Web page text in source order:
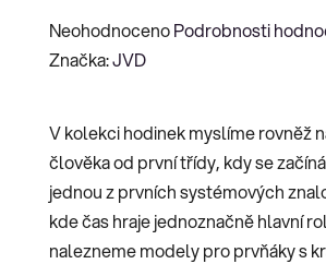
Průměrné
hodnocení
0,0
z
5
hvězdiček.
NeohodnocenoPodrobnosti
Značka:JVD
V kolekci hodinek myslíme rovněž
člověka od první třídy, kdy se
jednou z prvních systémových
kde čas hraje jednoznačně hlavní
nalezneme modely pro prvňáky s